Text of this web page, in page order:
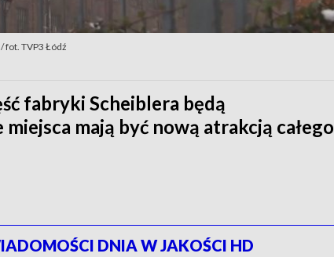
fot. TVP3 Łódź
fabryki Scheiblera będą
mają być nową atrakcją całego
DNIA W JAKOŚCI HD